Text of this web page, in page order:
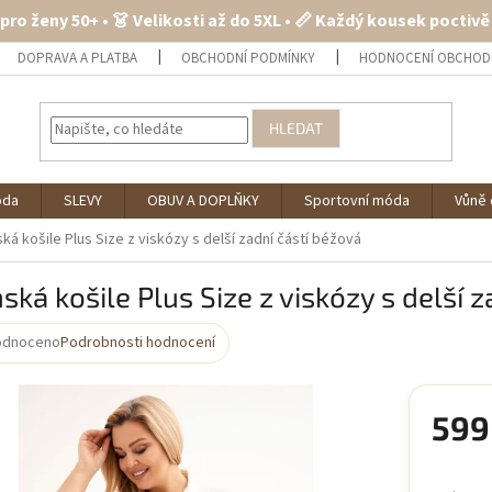
ženy 50+ • 👗 Velikosti až do 5XL • 📏 Každý kousek
DOPRAVA A PLATBA OBCHODNÍ PODMÍNKY HODNOCENÍ
HLEDAT
SLEVY OBUV A DOPLŇKY Sportovní móda
košile Plus Size z viskózy s delší zadní částí béžová
košile Plus Size z viskózy s delší
Podrobnosti hodnocení